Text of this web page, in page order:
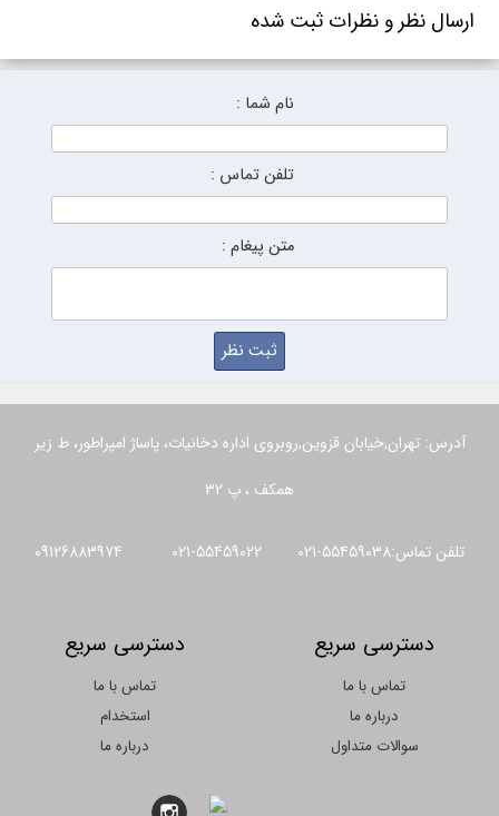
ارسال نظر و نظرات ثبت شده
نام شما :
تلفن تماس :
متن پیغام :
آدرس: تهران,خیابان قزوین,روبروی اداره دخانیات، پاساژ امپراطور، ط زیر
همکف ، پ 32
تلفن تماس:55459038-021 55459022-021 09126883974
دسترسی سریع
تماس با ما
درباره ما
سوالات متداول
دسترسی سریع
تماس با ما
استخدام
درباره ما